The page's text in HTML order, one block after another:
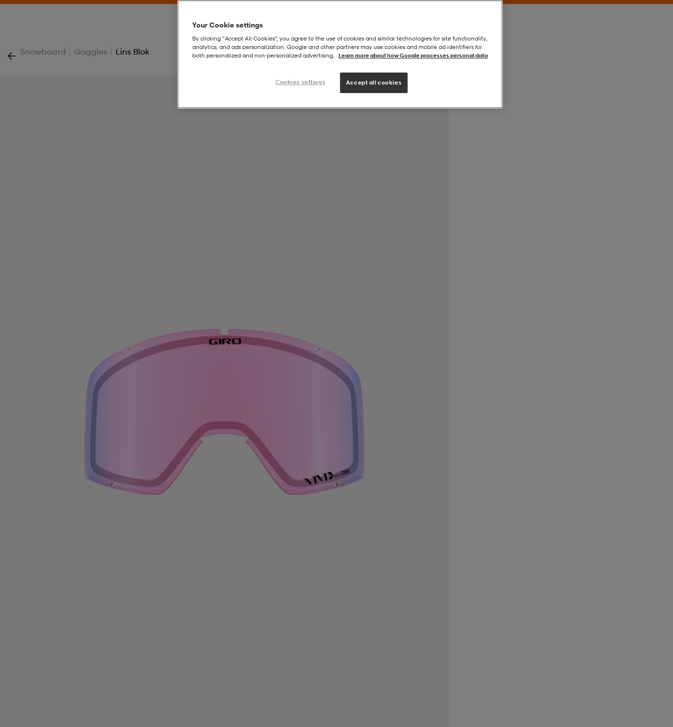
Snowboard | Goggles | Lins Blok
Your Cookie settings
By clicking “Accept All Cookies”, you agree to the use of cookies and similar technologies for site functionality,
analytics, and ads personalization. Google and other partners may use cookies and mobile ad identifiers for
both personalized and non‑personalized advertising.
Learn more about how Google processes personal data
Cookies settings Accept all cookies